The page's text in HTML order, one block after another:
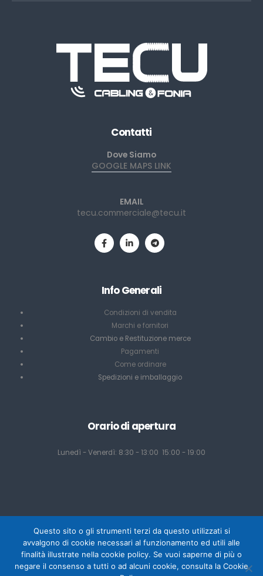
Contatti
Dove Siamo
GOOGLE MAPS LINK
EMAIL
tecu.commerciale@tecu.it
Info Generali
Condizioni di vendita
Marchi e fornitori
Cambio e Restituzione merce
Pagamenti
Come ordinare
Spedizioni e imballaggio
Orario di apertura
Lunedì - Venerdì: 8:30 - 13:00 15:00 - 19:00
Powered by Mediacom Design - Antonio Palumbo
Questo sito o gli strumenti terzi da questo utilizzati si
avvalgono di cookie necessari al funzionamento ed utili alle
finalità illustrate nella cookie policy. Se vuoi saperne di più o
negare il consenso a tutti o ad alcuni cookie, consulta la Cookie